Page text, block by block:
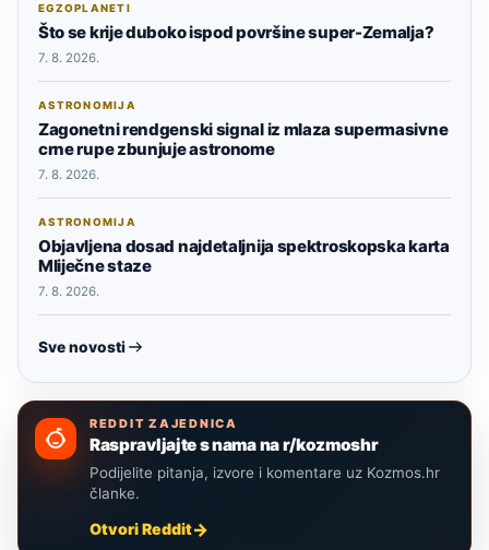
EGZOPLANETI
Što se krije duboko ispod površine super-Zemalja?
7. 8. 2026.
ASTRONOMIJA
Zagonetni rendgenski signal iz mlaza supermasivne
crne rupe zbunjuje astronome
7. 8. 2026.
ASTRONOMIJA
Objavljena dosad najdetaljnija spektroskopska karta
Mliječne staze
7. 8. 2026.
Sve novosti
REDDIT ZAJEDNICA
Raspravljajte s nama na r/kozmoshr
Podijelite pitanja, izvore i komentare uz Kozmos.hr
članke.
Otvori Reddit